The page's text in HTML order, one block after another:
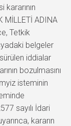
MİLLETİ ADINA
Tetkik
belgeler
iddialar
bozulmasını
isteminin
sayılı İdari
kararın